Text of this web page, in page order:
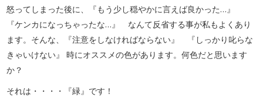
怒ってしまった後に、『もう少し穏やかに言えば良かった…』
『ケンカになっちゃったな…』 なんて反省する事が私もよくあり
ます。そんな、『注意をしなければならない』 『しっかり叱らな
きゃいけない』 時にオススメの色があります。何色だと思います
か？
それは・・・・『緑』です！